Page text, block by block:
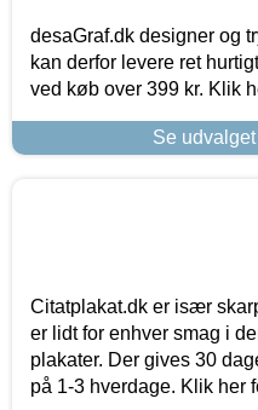
desaGraf.dk designer og
kan derfor levere ret
ved køb over 399 kr. Klik
Se
Citatplakat.dk er især
er lidt for enhver smag i
plakater. Der gives 30
på 1-3 hverdage. Klik her